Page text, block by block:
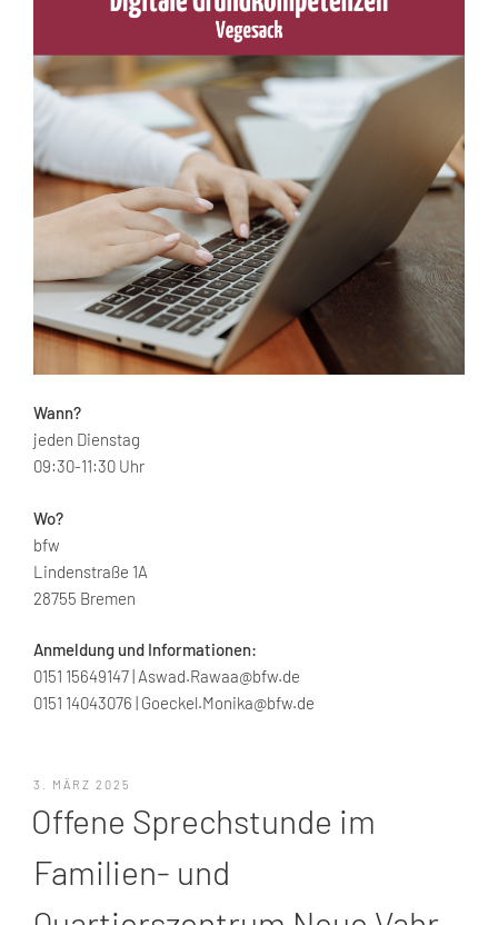
Wann?
jeden Dienstag
09:30-11:30 Uhr
Wo?
bfw
Lindenstraße 1A
28755 Bremen
Anmeldung und Informationen:
0151 15649147 | Aswad.Rawaa@bfw.de
0151 14043076 | Goeckel.Monika@bfw.de
VERÖFFENTLICHT
3. MÄRZ 2025
Offene Sprechstunde im
Familien- und